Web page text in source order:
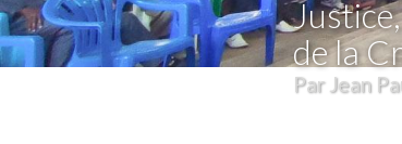
de la
Par Jean